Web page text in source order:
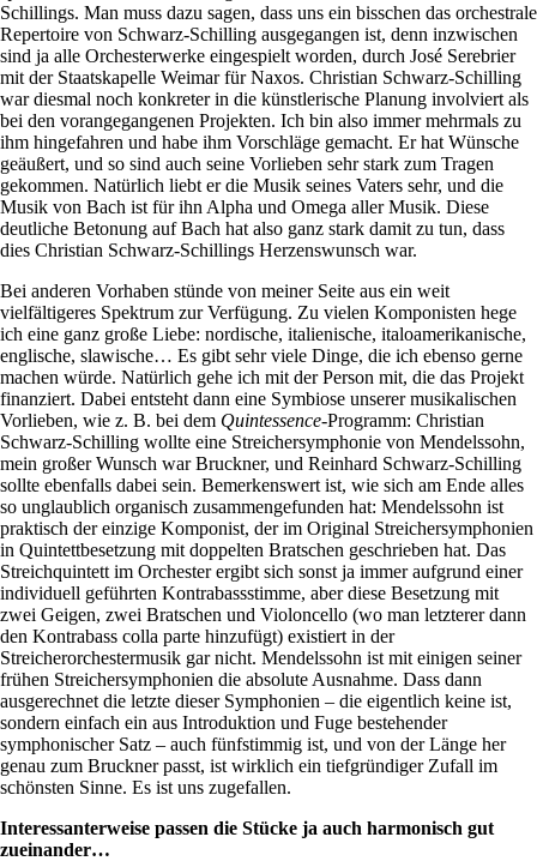
Schillings. Man muss dazu sagen, dass uns ein bisschen das orchestrale
Repertoire von Schwarz-Schilling ausgegangen ist, denn inzwischen
sind ja alle Orchesterwerke eingespielt worden, durch José Serebrier
mit der Staatskapelle Weimar für Naxos. Christian Schwarz-Schilling
war diesmal noch konkreter in die künstlerische Planung involviert als
bei den vorangegangenen Projekten. Ich bin also immer mehrmals zu
ihm hingefahren und habe ihm Vorschläge gemacht. Er hat Wünsche
geäußert, und so sind auch seine Vorlieben sehr stark zum Tragen
gekommen. Natürlich liebt er die Musik seines Vaters sehr, und die
Musik von Bach ist für ihn Alpha und Omega aller Musik. Diese
deutliche Betonung auf Bach hat also ganz stark damit zu tun, dass
dies Christian Schwarz-Schillings Herzenswunsch war.
Bei anderen Vorhaben stünde von meiner Seite aus ein weit
vielfältigeres Spektrum zur Verfügung. Zu vielen Komponisten hege
ich eine ganz große Liebe: nordische, italienische, italoamerikanische,
englische, slawische… Es gibt sehr viele Dinge, die ich ebenso gerne
machen würde. Natürlich gehe ich mit der Person mit, die das Projekt
finanziert. Dabei entsteht dann eine Symbiose unserer musikalischen
Vorlieben, wie z. B. bei dem Quintessence-Programm: Christian
Schwarz-Schilling wollte eine Streichersymphonie von Mendelssohn,
mein großer Wunsch war Bruckner, und Reinhard Schwarz-Schilling
sollte ebenfalls dabei sein. Bemerkenswert ist, wie sich am Ende alles
so unglaublich organisch zusammengefunden hat: Mendelssohn ist
praktisch der einzige Komponist, der im Original Streichersymphonien
in Quintettbesetzung mit doppelten Bratschen geschrieben hat. Das
Streichquintett im Orchester ergibt sich sonst ja immer aufgrund einer
individuell geführten Kontrabassstimme, aber diese Besetzung mit
zwei Geigen, zwei Bratschen und Violoncello (wo man letzterer dann
den Kontrabass colla parte hinzufügt) existiert in der
Streicherorchestermusik gar nicht. Mendelssohn ist mit einigen seiner
frühen Streichersymphonien die absolute Ausnahme. Dass dann
ausgerechnet die letzte dieser Symphonien – die eigentlich keine ist,
sondern einfach ein aus Introduktion und Fuge bestehender
symphonischer Satz – auch fünfstimmig ist, und von der Länge her
genau zum Bruckner passt, ist wirklich ein tiefgründiger Zufall im
schönsten Sinne. Es ist uns zugefallen.
Interessanterweise passen die Stücke ja auch harmonisch gut
zueinander…